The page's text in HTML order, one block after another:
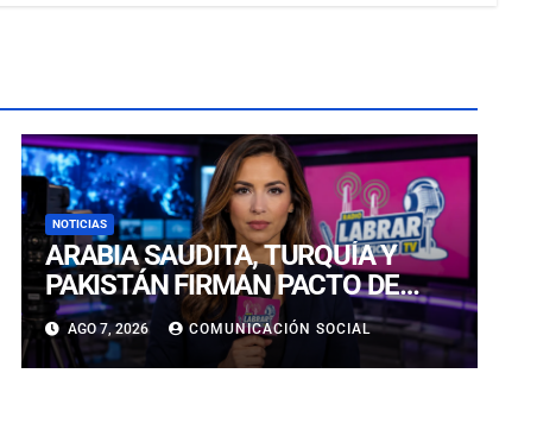
NOTICIAS
ARABIA SAUDITA, TURQUÍA Y
PAKISTÁN FIRMAN PACTO DE
DEFENSA EN MEDIO DE
ESCALADA EN MEDIO ORIENTE
AGO 7, 2026 COMUNICACIÓN SOCIAL